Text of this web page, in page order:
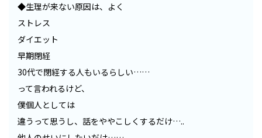
◆生理が来ない原因は、よく
ストレス
ダイエット
早期閉経
30代で閉経する人もいるらしい……
って言われるけど、
僕個人としては
違うって思うし、話をややこしくするだけ…..